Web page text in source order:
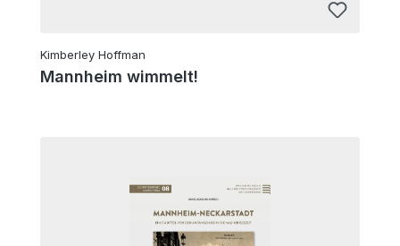
Kimberley Hoffman
Mannheim wimmelt!